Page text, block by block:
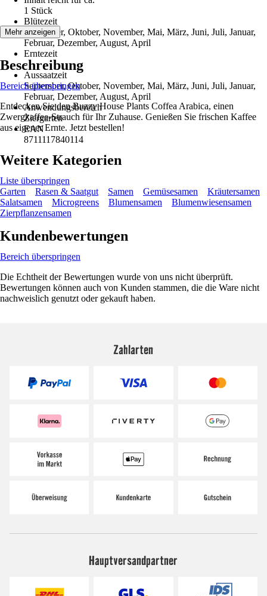
1 Stück
Blütezeit
September, Oktober, November, Mai, März, Juni, Juli, Januar,
Februar, Dezember, August, April
Erntezeit
-
Aussaatzeit
September, Oktober, November, Mai, März, Juni, Juli, Januar,
Februar, Dezember, August, April
Anwendungsbereich
Ziergarten
EAN
8711117840114
Mehr anzeigen
Beschreibung
Bereich überspringen
Entdecken Sie den Buzzy House Plants Coffea Arabica, einen
Zwergkaffee-Strauch für Ihr Zuhause. Genießen Sie frischen Kaffee
aus eigener Ernte. Jetzt bestellen!
Weitere Kategorien
Liste überspringen
Garten
Rasen & Saatgut Samen Gemüsesamen
Kräutersamen
Salatsamen
Microgreens Blumensamen
Blumenwiesensamen
Zierpflanzensamen
Kundenbewertungen
Bereich überspringen
Die Echtheit der Bewertungen wurde von uns nicht überprüft.
Bewertungen können auch von Kunden stammen, die die Ware nicht
nachweislich genutzt oder gekauft haben.
Zahlarten
Hauptversandpartner